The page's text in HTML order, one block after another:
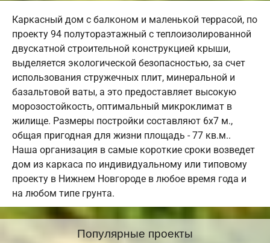
Каркасный дом с балконом и маленькой террасой, по
проекту 94 полутораэтажный с теплоизолированной
двускатной строительной конструкцией крыши,
выделяется экологической безопасностью, за счет
использования стружечных плит, минеральной и
базальтовой ваты, а это предоставляет высокую
морозостойкость, оптимальный микроклимат в
жилище. Размеры постройки составляют 6х7 м.,
общая пригодная для жизни площадь - 77 кв.м..
Наша организация в самые короткие сроки возведет
дом из каркаса по индивидуальному или типовому
проекту в Нижнем Новгороде в любое время года и
на любом типе грунта.
Популярные проекты